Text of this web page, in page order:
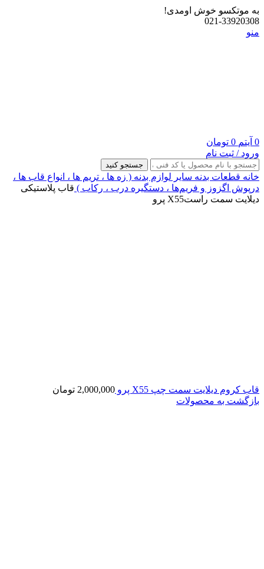
به موتکسو خوش اومدی!
021-33920308
منو
0 آیتم 0 تومان
ورود / ثبت نام
جستجو کنید
خانه قطعات بدنه سایر لوازم بدنه ( زه ها ، تریم ها ، انواع قاب ها ،
درپوش اگزوز و فریم‌ها ، دستگیره درب ، رکاب ) قاب پلاستیکی
دیلایت سمت راستX55 پرو
قاب کروم دیلایت سمت چپ X55 پرو 2,000,000 تومان
بازگشت به محصولات